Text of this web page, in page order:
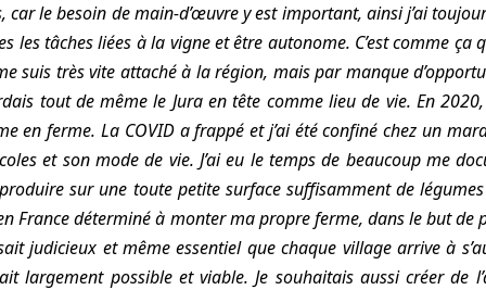
le besoin de main-d’œuvre y est important, ainsi j’ai
tâches liées à la vigne et être autonome. C’est comme ça
suis très vite attaché à la région, mais par manque
tout de même le Jura en tête comme lieu de vie. En
en ferme. La COVID a frappé et j’ai été confiné chez un
et son mode de vie. J’ai eu le temps de beaucoup me
sur une toute petite surface suffisamment de
France déterminé à monter ma propre ferme, dans le but de
judicieux et même essentiel que chaque village arrive à
largement possible et viable. Je souhaitais aussi créer de